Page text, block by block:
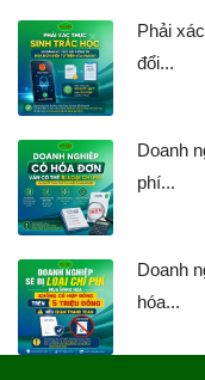
Phải
đổi...
Doanh
phí...
Doanh
hóa...